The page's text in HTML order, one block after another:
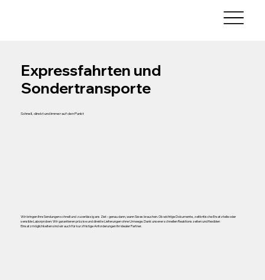
Expressfahrten und
Sondertransporte
Schnell, direkt und immer auf den Punkt
Wir bringen Ihre Sendungen schnell und zuverlässig ans Ziel – genau dann, wann Sie es brauchen. Ob wichtige Dokumente, zeitkritische Ersatzteile oder
sensible Laborproben: Wir garantieren präzise und direkte Lieferungen ohne Umwege. Dank unserer schnellen Reaktionszeiten und flexiblen
Einsatzmöglichkeiten sind wir auch für kurzfristige Anforderungen Ihr idealer Partner.